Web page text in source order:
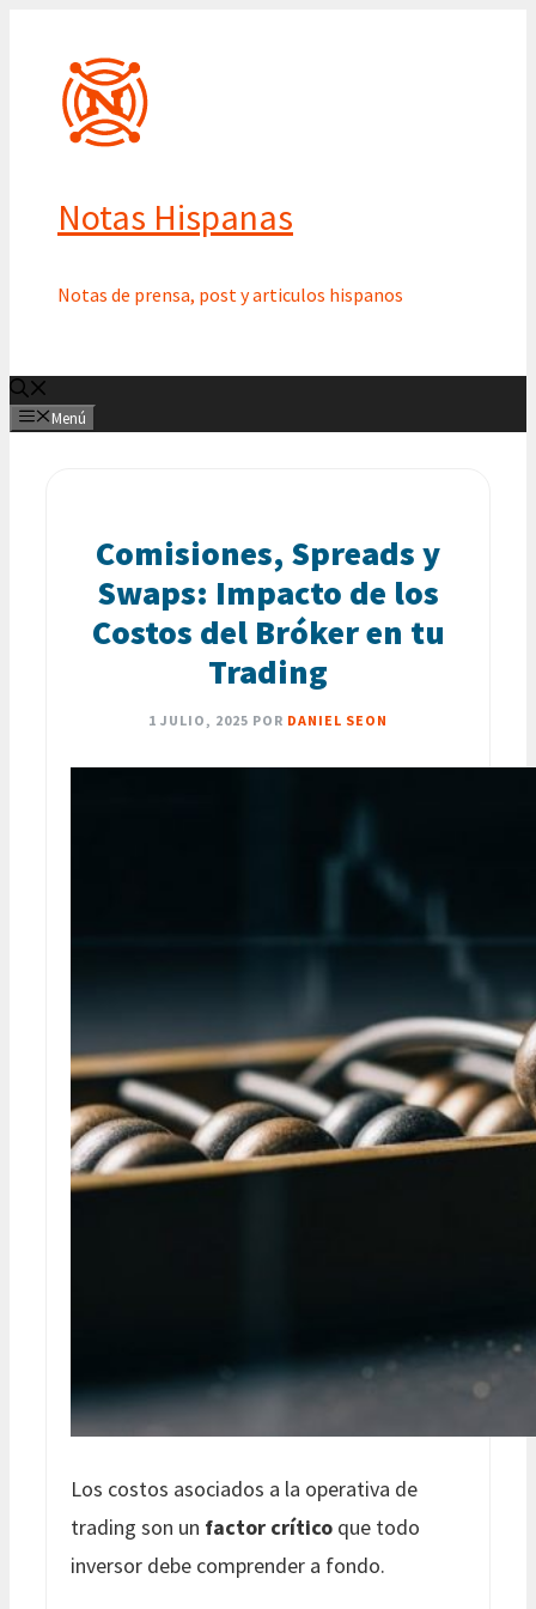
contenido
Notas Hispanas
Notas de prensa, post y articulos hispanos
Menú
Comisiones, Spreads y
Swaps: Impacto de los
Costos del Bróker en tu
Trading
1 JULIO, 2025 POR DANIEL SEON
Los costos asociados a la operativa de
trading son un factor crítico que todo
inversor debe comprender a fondo.